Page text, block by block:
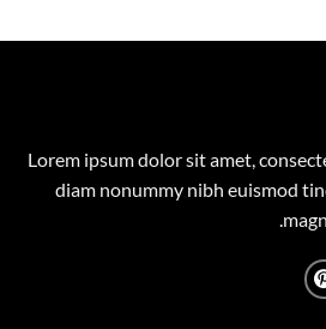
1,500.00
1,149.00 ₪.
Lorem ipsum dolor sit amet,
diam nonummy nibh euismod